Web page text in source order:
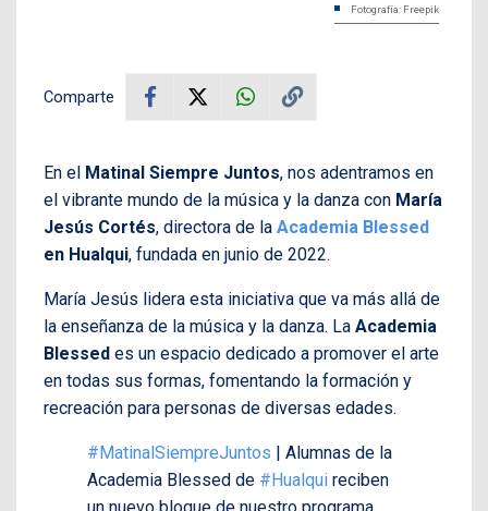
Fotografía: Freepik
Comparte
En el Matinal Siempre Juntos, nos adentramos en
el vibrante mundo de la música y la danza con María
Jesús Cortés, directora de la Academia Blessed
en Hualqui, fundada en junio de 2022.
María Jesús lidera esta iniciativa que va más allá de
la enseñanza de la música y la danza. La Academia
Blessed es un espacio dedicado a promover el arte
en todas sus formas, fomentando la formación y
recreación para personas de diversas edades.
#MatinalSiempreJuntos | Alumnas de la
Academia Blessed de #Hualqui reciben